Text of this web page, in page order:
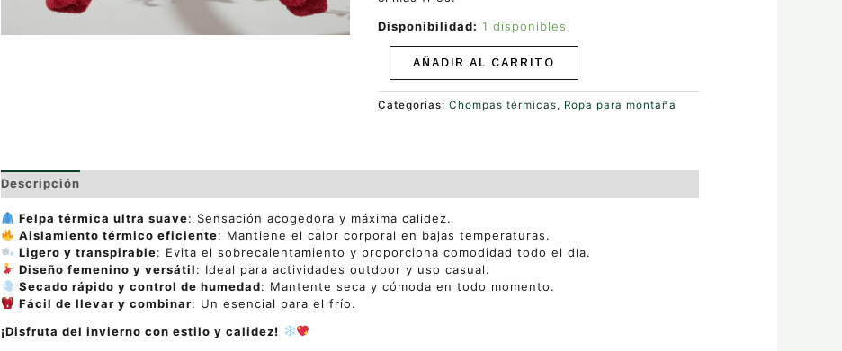
Disponibilidad: 1 disponibles
AÑADIR AL CARRITO
Categorías:Chompas térmicas, Ropa para montaña
Descripción
Felpa térmica ultra suave: Sensación acogedora y máxima calidez.
Aislamiento térmico eficiente: Mantiene el calor corporal en bajas temperaturas.
Ligero y transpirable: Evita el sobrecalentamiento y proporciona comodidad todo el día.
Diseño femenino y versátil: Ideal para actividades outdoor y uso casual.
Secado rápido y control de humedad: Mantente seca y cómoda en todo momento.
Fácil de llevar y combinar: Un esencial para el frío.
¡Disfruta del invierno con estilo y calidez!